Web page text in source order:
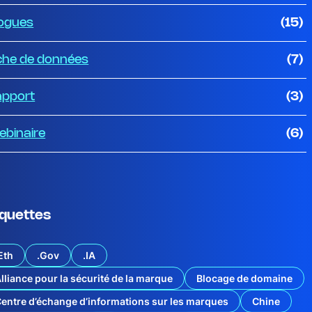
(15)
de données (7)
(3)
(6)
.Gov
.IA
pour la sécurité de la marque
Blocage de domaine
d’échange d’informations sur les marques
Chine